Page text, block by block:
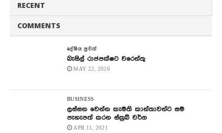
RECENT
COMMENTS
දේශිය පුවත්
බැසිල් රාජපක්ෂට වරෙන්තු
MAY 22, 2026
BUSINESS
ලස්සන වෙන්න කැමති කාන්තාවන්ට සම
පැහැපත් කරන ස්ක්‍රබ් වර්ග
APR 11, 2021